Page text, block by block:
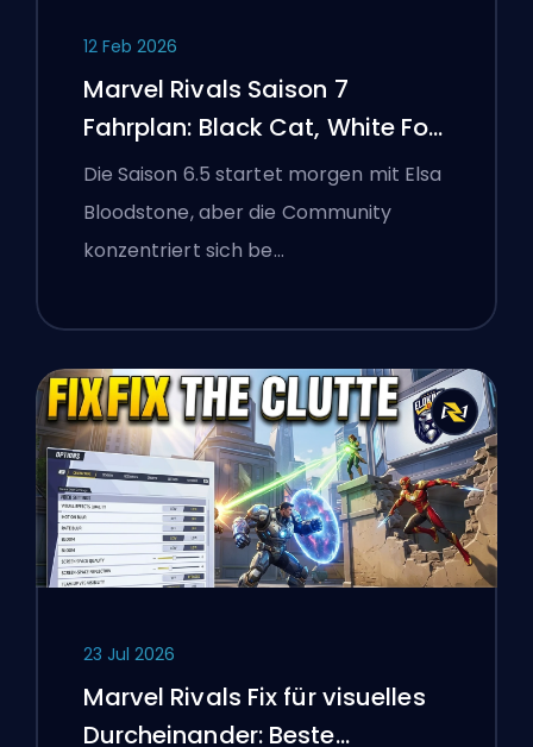
12 Feb 2026
Marvel Rivals Saison 7
Fahrplan: Black Cat, White Fox
und das Monsters Take
Manhattan Event
Die Saison 6.5 startet morgen mit Elsa
Bloodstone, aber die Community
konzentriert sich be…
23 Jul 2026
Marvel Rivals Fix für visuelles
Durcheinander: Beste